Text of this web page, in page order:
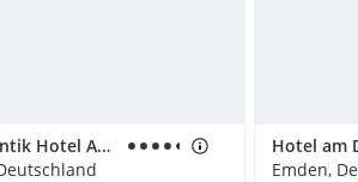
Romantik Hotel Achterdiek
Hotel am
Emden,